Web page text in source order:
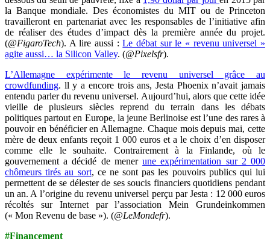
la Banque mondiale. Des économistes du MIT ou de Princeton
travailleront en partenariat avec les responsables de l’initiative afin
de réaliser des études d’impact dès la première année du projet.
(@FigaroTech). A lire aussi :Le débat sur le « revenu universel »
agite aussi… la Silicon Valley. (@Pixelsfr).
L’Allemagne expérimente le revenu universel grâce au
crowdfunding. ll y a encore trois ans, Jesta Phoenix n’avait jamais
entendu parler du revenu universel. Aujourd’hui, alors que cette idée
vieille de plusieurs siècles reprend du terrain dans les débats
politiques partout en Europe, la jeune Berlinoise est l’une des rares à
pouvoir en bénéficier en Allemagne. Chaque mois depuis mai, cette
mère de deux enfants reçoit 1 000 euros et a le choix d’en disposer
comme elle le souhaite. Contrairement à la Finlande, où le
gouvernement a décidé de menerune expérimentation sur 2 000
chômeurs tirés au sort, ce ne sont pas les pouvoirs publics qui lui
permettent de se délester de ses soucis financiers quotidiens pendant
un an. A l’origine du revenu universel perçu par Jesta : 12 000 euros
récoltés sur Internet par l’association Mein Grundeinkommen
(« Mon Revenu de base »). (@LeMondefr).
#Financement